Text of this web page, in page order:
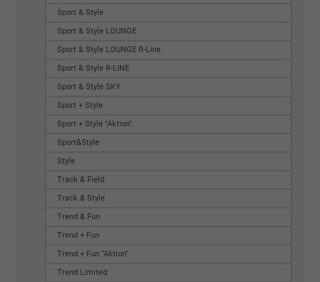
Sport & Style
Sport & Style LOUNGE
Sport & Style LOUNGE R-Line
Sport & Style R-LINE
Sport & Style SKY
Sport + Style
Sport + Style "Aktion"
Sport&Style
Style
Track & Field
Track & Style
Trend & Fun
Trend + Fun
Trend + Fun "Aktion"
Trend Limited